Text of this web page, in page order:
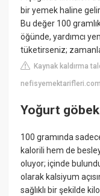
bir yemek haline
Bu değer 100
öğünde, yardımcı
tüketirseniz;
Kaynak kaldırma
nefisyemektarifleri.com
Yoğurt göbek
100 gramında
kalorili hem de
oluyor; içinde
olarak kalsiyum
sağlıklı bir şekilde